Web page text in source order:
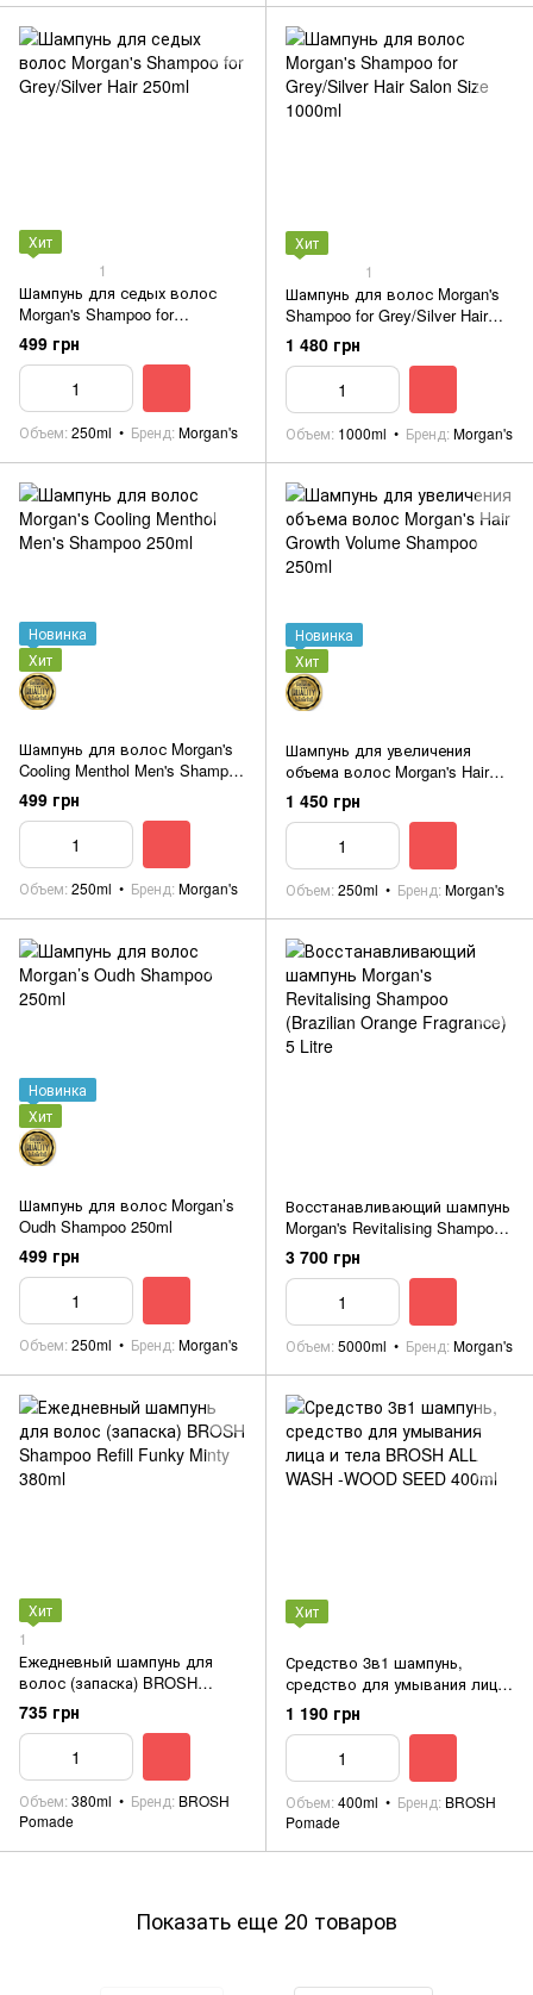
Хит
1
Шампунь для седых волос
Morgan's Shampoo for
Grey/Silver Hair 250ml
499 грн
Объем 250ml Бренд Morgan's
Хит
1
Шампунь для волос Morgan's
Shampoo for Grey/Silver Hair
Salon Size 1000ml
1 480 грн
Объем 1000ml Бренд Morgan's
Новинка
Хит
Шампунь для волос Morgan's
Cooling Menthol Men's Shampoo
250ml
499 грн
Объем 250ml Бренд Morgan's
Новинка
Хит
Шампунь для увеличения
объема волос Morgan's Hair
Growth Volume Shampoo 250ml
1 450 грн
Объем 250ml Бренд Morgan's
Новинка
Хит
Шампунь для волос Morgan’s
Oudh Shampoo 250ml
499 грн
Объем 250ml Бренд Morgan's
Восстанавливающий шампунь
Morgan's Revitalising Shampoo
(Brazilian Orange Fragrance) 5
Litre
3 700 грн
Объем 5000ml Бренд Morgan's
Хит
1
Ежедневный шампунь для
волос (запаска) BROSH
Shampoo Refill Funky Minty
380ml
735 грн
Объем 380ml Бренд BROSH
Pomade
Хит
Средство 3в1 шампунь,
средство для умывания лица
и тела BROSH ALL WASH -
WOOD SEED 400ml
1 190 грн
Объем 400ml Бренд BROSH
Pomade
Показать еще 20 товаров